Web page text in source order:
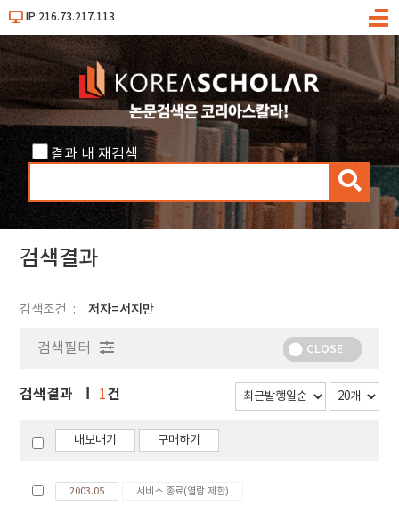
IP:216.73.217.113
메
결과 내 재검색
검
색
검색결과
검색조건 저자=서지만
검색필터 CLOSE
검색결과 1건
내보내기 구매하기
2003.05 서비스 종료(열람 제한)